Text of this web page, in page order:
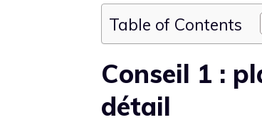
Table of Contents
Conseil 1 :
détail